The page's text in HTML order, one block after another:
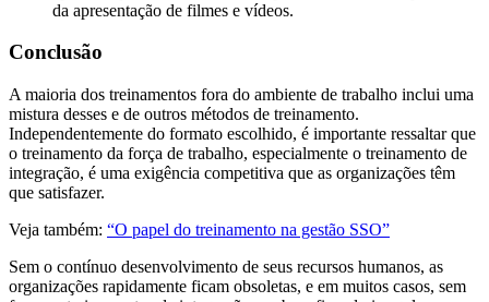
da apresentação de filmes e vídeos.
Conclusão
A maioria dos treinamentos fora do ambiente de trabalho inclui uma
mistura desses e de outros métodos de treinamento.
Independentemente do formato escolhido, é importante ressaltar que
o treinamento da força de trabalho, especialmente o treinamento de
integração, é uma exigência competitiva que as organizações têm
que satisfazer.
Veja também: “O papel do treinamento na gestão SSO”
Sem o contínuo desenvolvimento de seus recursos humanos, as
organizações rapidamente ficam obsoletas, e em muitos casos, sem